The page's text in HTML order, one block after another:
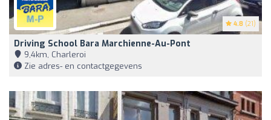
4.8 (21)
Driving School Bara Marchienne-Au-Pont
9,4km, Charleroi
Zie adres- en contactgegevens